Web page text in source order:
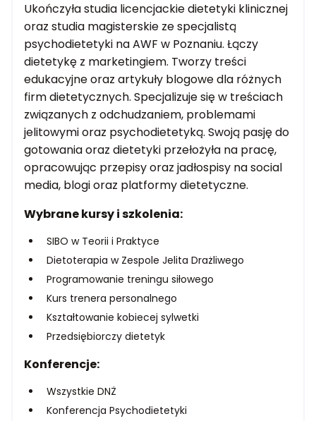
Ukończyła studia licencjackie dietetyki klinicznej
oraz studia magisterskie ze specjalistą
psychodietetyki na AWF w Poznaniu. Łączy
dietetykę z marketingiem. Tworzy treści
edukacyjne oraz artykuły blogowe dla różnych
firm dietetycznych. Specjalizuje się w treściach
związanych z odchudzaniem, problemami
jelitowymi oraz psychodietetyką. Swoją pasję do
gotowania oraz dietetyki przełożyła na pracę,
opracowując przepisy oraz jadłospisy na social
media, blogi oraz platformy dietetyczne.
Wybrane kursy i szkolenia:
SIBO w Teorii i Praktyce
Dietoterapia w Zespole Jelita Drażliwego
Programowanie treningu siłowego
Kurs trenera personalnego
Kształtowanie kobiecej sylwetki
Przedsiębiorczy dietetyk
Konferencje:
Wszystkie DNŻ
Konferencja Psychodietetyki